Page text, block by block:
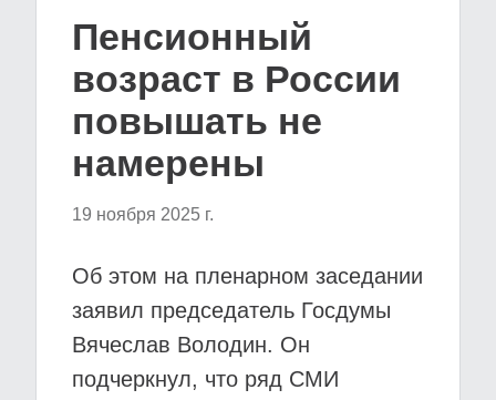
Пенсионный
возраст в России
повышать не
намерены
19 ноября 2025 г.
Об этом на пленарном заседании
заявил председатель Госдумы
Вячеслав Володин. Он
подчеркнул, что ряд СМИ